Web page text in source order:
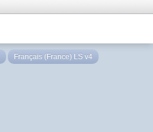
Français (France) LS v4